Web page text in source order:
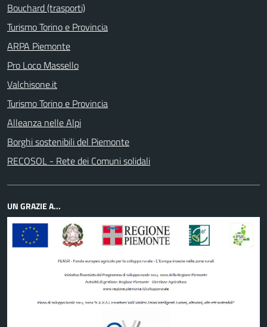
Bouchard (trasporti)
Turismo Torino e Provincia
ARPA Piemonte
Pro Loco Massello
Valchisone.it
Turismo Torino e Provincia
Alleanza nelle Alpi
Borghi sostenibili del Piemonte
RECOSOL - Rete dei Comuni solidali
UN GRAZIE A...